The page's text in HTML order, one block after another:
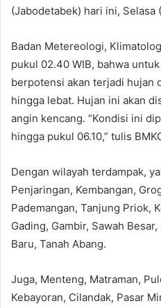
(Jabodetabek) hari ini, Selasa
Badan Metereologi,
pukul 02.40 WIB, bahwa
berpotensi akan terjadi hujan
hingga lebat. Hujan ini akan
angin kencang. “Kondisi ini
hingga pukul 06.10,” tulis
Dengan wilayah terdampak,
Penjaringan, Kembangan,
Pademangan, Tanjung Priok,
Gading, Gambir, Sawah
Baru, Tanah Abang.
Juga, Menteng, Matraman,
Kebayoran, Cilandak, Pasar